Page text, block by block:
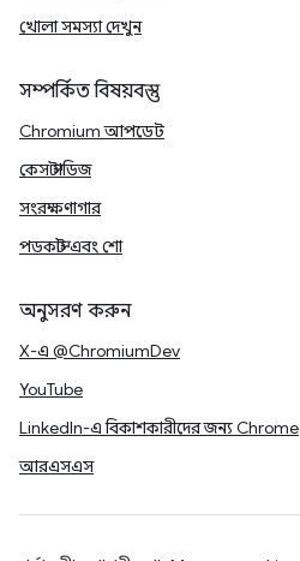
খোলা সমস্যা দেখুন
সম্পর্কিত বিষয়বস্তু
Chromium আপডেট
কেস স্টাডিজ
সংরক্ষণাগার
পডকাস্ট এবং শো
অনুসরণ করুন
X-এ @ChromiumDev
YouTube
LinkedIn-এ বিকাশকারীদের জন্য Chrome
আরএসএস